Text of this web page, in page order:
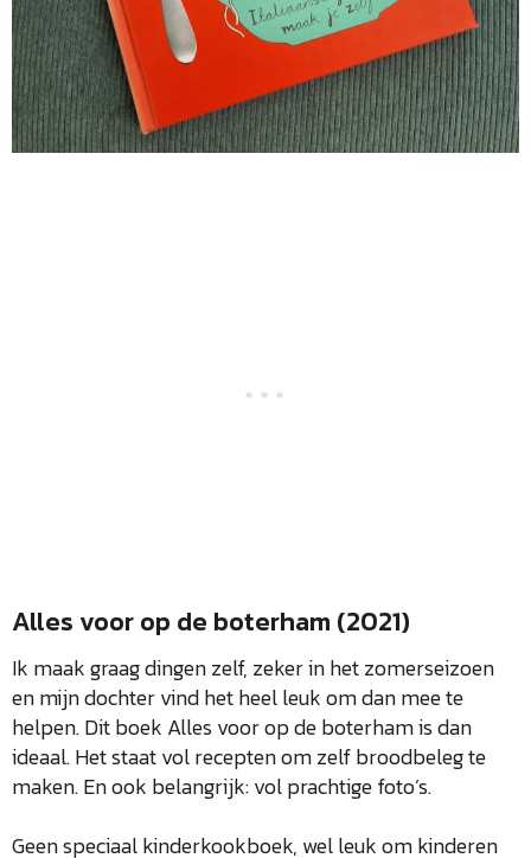
Alles voor op de boterham (2021)
Ik maak graag dingen zelf, zeker in het zomerseizoen
en mijn dochter vind het heel leuk om dan mee te
helpen. Dit boek Alles voor op de boterham is dan
ideaal. Het staat vol recepten om zelf broodbeleg te
maken. En ook belangrijk: vol prachtige foto’s.
Geen speciaal kinderkookboek, wel leuk om kinderen